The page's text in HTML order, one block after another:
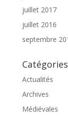
juillet 2017
juillet 2016
septembre
Catégories
Actualités
Archives
Médiévales